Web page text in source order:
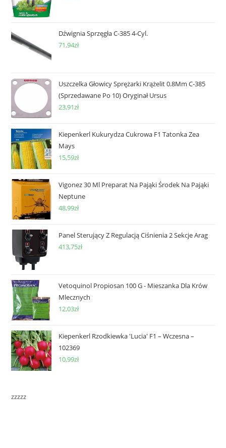
Dźwignia Sprzęgła C-385 4-Cyl.
71,94zł
Uszczelka Głowicy Sprężarki Krążelit 0.8Mm C-385
(Sprzedawane Po 10) Oryginał Ursus
23,91zł
Kiepenkerl Kukurydza Cukrowa F1 Tatonka Zea
Mays
15,59zł
Vigonez 30 Ml Preparat Na Pająki Środek Na Pająki
Neptune
48,99zł
Panel Sterujący Z Regulacją Ciśnienia 2 Sekcje Arag
413,75zł
Vetoquinol Propiosan 100 G - Mieszanka Dla Krów
Mlecznych
12,03zł
Kiepenkerl Rzodkiewka 'Lucia' F1 – Wczesna –
102369
10,99zł
zzzzz